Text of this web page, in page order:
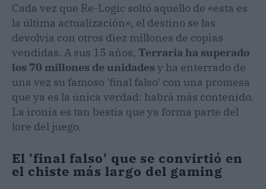
Cada vez que Re-Logic soltó aquello de «esta es
la última actualización», el destino se las
devolvía con otros diez millones de copias
vendidas. A sus 15 años, Terraria ha superado
los 70 millones de unidades y ha enterrado de
una vez su famoso 'final falso' con una promesa
que ya es la única verdad: habrá más contenido.
La ironía es tan bestia que ya forma parte del
lore del juego.
El 'final falso' que se convirtió en
el chiste más largo del gaming